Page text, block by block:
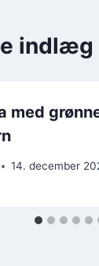
indlæg
med
14. december